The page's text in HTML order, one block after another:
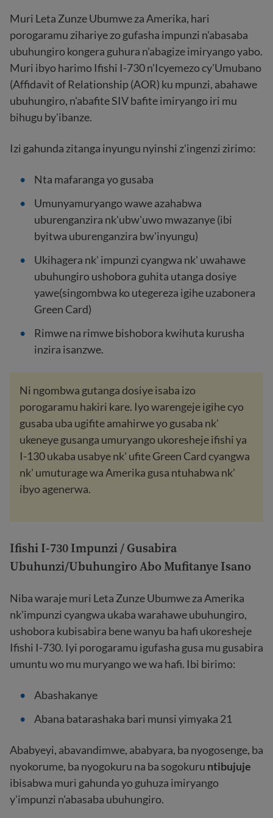
Muri Leta Zunze Ubumwe za Amerika, hari
porogaramu zihariye zo gufasha impunzi n'abasaba
ubuhungiro kongera guhura n'abagize imiryango yabo.
Muri ibyo harimo Ifishi I-730 n'Icyemezo cy'Umubano
(Affidavit of Relationship (AOR) ku mpunzi, abahawe
ubuhungiro, n'abafite SIV bafite imiryango iri mu
bihugu by'ibanze.
Izi gahunda zitanga inyungu nyinshi z'ingenzi zirimo:
Nta mafaranga yo gusaba
Umunyamuryango wawe azahabwa
uburenganzira nk'ubw'uwo mwazanye (ibi
byitwa uburenganzira bw'inyungu)
Ukihagera nk' impunzi cyangwa nk' uwahawe
ubuhungiro ushobora guhita utanga dosiye
yawe(singombwa ko utegereza igihe uzabonera
Green Card)
Rimwe na rimwe bishobora kwihuta kurusha
inzira isanzwe.
Ni ngombwa gutanga dosiye isaba izo
porogaramu hakiri kare. Iyo warengeje igihe cyo
gusaba uba ugifite amahirwe yo gusaba nk'
ukeneye gusanga umuryango ukoresheje ifishi ya
I-130 ukaba usabye nk' ufite Green Card cyangwa
nk' umuturage wa Amerika gusa ntuhabwa nk'
ibyo agenerwa.
Ifishi I-730 Impunzi / Gusabira
Ubuhunzi/Ubuhungiro Abo Mufitanye Isano
Niba waraje muri Leta Zunze Ubumwe za Amerika
nk'impunzi cyangwa ukaba warahawe ubuhungiro,
ushobora kubisabira bene wanyu ba hafi ukoresheje
Ifishi I-730. Iyi porogaramu igufasha gusa mu gusabira
umuntu wo mu muryango we wa hafi. Ibi birimo:
Abashakanye
Abana batarashaka bari munsi yimyaka 21
Ababyeyi, abavandimwe, ababyara, ba nyogosenge, ba
nyokorume, ba nyogokuru na ba sogokuru ntibujuje
ibisabwa muri gahunda yo guhuza imiryango
y'impunzi n'abasaba ubuhungiro.